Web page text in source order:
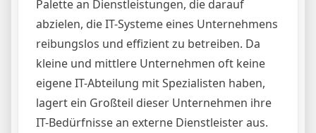
Palette an Dienstleistungen, die darauf
abzielen, die IT-Systeme eines Unternehmens
reibungslos und effizient zu betreiben. Da
kleine und mittlere Unternehmen oft keine
eigene IT-Abteilung mit Spezialisten haben,
lagert ein Großteil dieser Unternehmen ihre
IT-Bedürfnisse an externe Dienstleister aus.